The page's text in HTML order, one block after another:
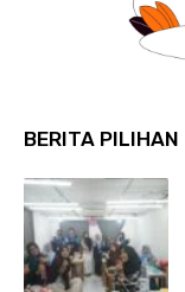
BERITA PILIHAN